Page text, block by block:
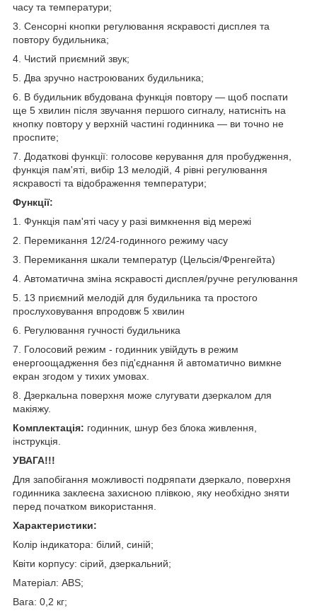
часу та температури;
3. Сенсорні кнопки регулювання яскравості дисплея та
повтору будильника;
4. Чистий приємний звук;
5. Два зручно настроюваних будильника;
6. В будильник вбудована функція повтору — щоб поспати
ще 5 хвилин після звучання першого сигналу, натисніть на
кнопку повтору у верхній частині годинника — ви точно не
проспите;
7. Додаткові функції: голосове керування для пробудження,
функція пам'яті, вибір 13 мелодій, 4 рівні регулювання
яскравості та відображення температури;
Функції:
1. Функція пам'яті часу у разі вимкнення від мережі
2. Перемикання 12/24-годинного режиму часу
3. Перемикання шкали температур (Цельсія/Френгейта)
4. Автоматична зміна яскравості дисплея/ручне регулювання
5. 13 приємний мелодій для будильника та простого
прослуховування впродовж 5 хвилин
6. Регулювання гучності будильника
7. Голосовий режим - годинник увійдуть в режим
енергоощадження без під'єднання й автоматично вимкне
екран згодом у тихих умовах.
8. Дзеркальна поверхня може слугувати дзеркалом для
макіяжу.
Комплектація: годинник, шнур без блока живлення,
інструкція.
УВАГА!!!
Для запобігання можливості подряпати дзеркало, поверхня
годинника заклеєна захисною плівкою, яку необхідно зняти
перед початком використання.
Характеристики:
Колір індикатора: білий, синій;
Квіти корпусу: сірий, дзеркальний;
Матеріал: ABS;
Вага: 0,2 кг;